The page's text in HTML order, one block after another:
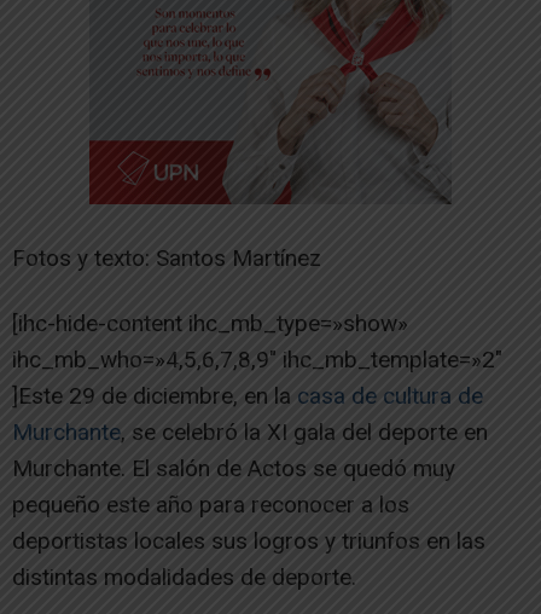
Fotos y texto: Santos Martínez
[ihc-hide-content ihc_mb_type=»show»
ihc_mb_who=»4,5,6,7,8,9″ ihc_mb_template=»2″
]Este 29 de diciembre, en la casa de cultura de
Murchante, se celebró la XI gala del deporte en
Murchante. El salón de Actos se quedó muy
pequeño este año para reconocer a los
deportistas locales sus logros y triunfos en las
distintas modalidades de deporte.